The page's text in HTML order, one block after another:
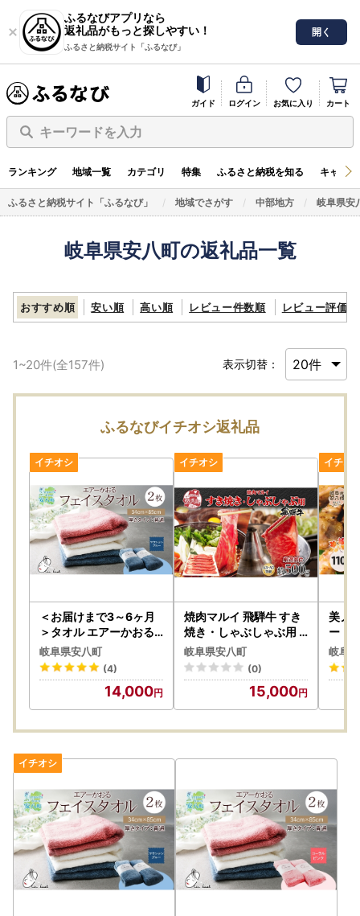
ふるなびアプリなら
返礼品がもっと探しやすい！
ふるさと納税サイト「ふるなび」
開く
ガイド ログイン お気に入り カート
キーワードを入力
ランキング 地域一覧 カテゴリ 特集 ふるさと納税を知る キャン
ふるさと納税サイト「ふるなび」 地域でさがす 中部地方 岐阜県安
岐阜県安八町の返礼品一覧
おすすめ順 安い順 高い順 レビュー件数順 レビュー評価順
1~20件(全157件) 表示切替：
ふるなびイチオシ返礼品
＜お届けまで3～6ヶ月
＞タオル エアーかおる
ダディボーイ フェイス
タオル マウンテンブル
ー 2枚 セット 34×85c
m 日本製 綿100％ 柔ら
か 軽い スーパーZERO
岐阜県安八町
(4)
14,000
焼肉マルイ 飛騨牛 すき
焼き・しゃぶしゃぶ用
約500g すき焼き しゃ
ぶしゃぶ 肉 お肉 国産 国
産牛 和牛 日本産 冷蔵 和
牛のオリンピック 全国
和牛能力共進会 部位 牛
岐阜県安八町
(0)
15,000
美ノ
ード
メー
ィッ
ドレ
リル
岐阜